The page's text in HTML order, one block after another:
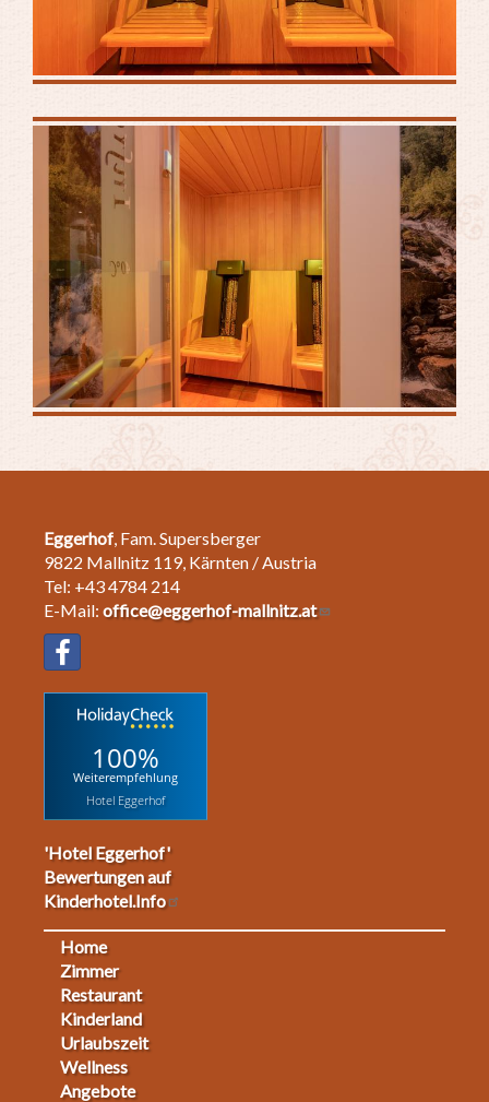
Eggerhof, Fam. Supersberger
9822 Mallnitz 119, Kärnten / Austria
Tel: +43 4784 214
E-Mail: office@eggerhof-mallnitz.at
100%
Weiterempfehlung
Hotel Eggerhof
'Hotel Eggerhof'
Bewertungen auf
Kinderhotel.Info
Footermenu
Home
Zimmer
Restaurant
Kinderland
Urlaubszeit
Wellness
Angebote